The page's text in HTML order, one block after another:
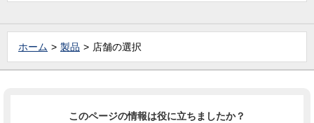
ホーム 製品 店舗の選択
このページの情報は役に立ちましたか？